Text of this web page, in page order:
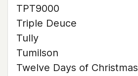
TPT9000
Triple Deuce
Tully
Tumilson
Twelve Days of Christmas